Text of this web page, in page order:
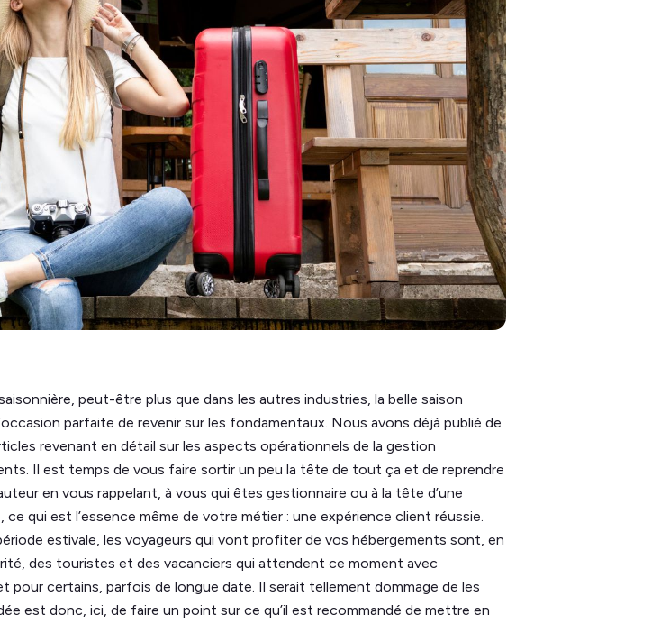
peut-être plus que dans les autres industries, la belle saison
parfaite de revenir sur les fondamentaux. Nous avons déjà publié de
revenant en détail sur les aspects opérationnels de la gestion
Il est temps de vous faire sortir un peu la tête de tout ça et de reprendre
en vous rappelant, à vous qui êtes gestionnaire ou à la tête d’une
ce qui est l’essence même de votre métier : une expérience client réussie.
estivale, les voyageurs qui vont profiter de vos hébergements sont, en
des touristes et des vacanciers qui attendent ce moment avec
pour certains, parfois de longue date. Il serait tellement dommage de les
est donc, ici, de faire un point sur ce qu’il est recommandé de mettre en